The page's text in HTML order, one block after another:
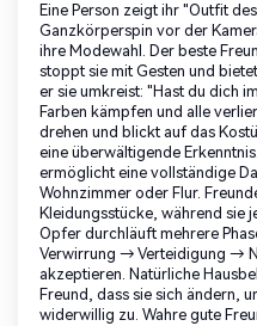
Eine Person zeigt ihr "Outfit
Ganzkörperspin vor der
ihre Modewahl. Der beste
stoppt sie mit Gesten und
er sie umkreist: "Hast du dich
Farben kämpfen und alle
drehen und blickt auf das
eine überwältigende
ermöglicht eine vollständige
Wohnzimmer oder Flur.
Kleidungsstücke, während sie
Opfer durchläuft mehrere
Verwirrung → Verteidigung →
akzeptieren. Natürliche
Freund, dass sie sich ändern,
widerwillig zu. Wahre gute